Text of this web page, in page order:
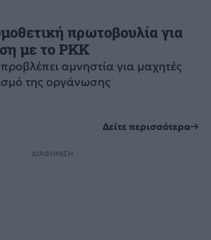
πρωτοβουλία για
με το PKK
αμνηστία για μαχητές
της οργάνωσης
Δείτε περισσότερα
ΔΙΑΦΗΜΙΣΗ